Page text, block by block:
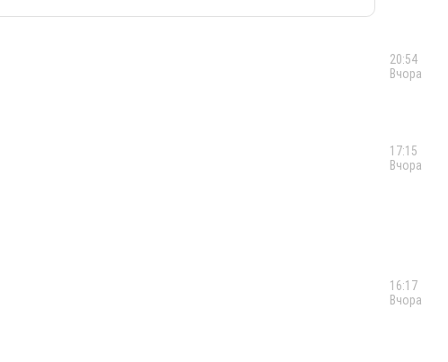
20:54
Вчора
17:15
Вчора
16:17
Вчора